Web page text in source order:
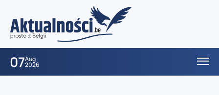
07Aug
2026